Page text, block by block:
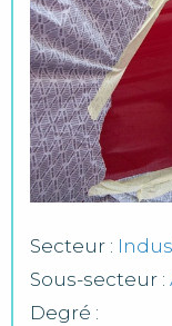
Secteur :
Sous-secteur :
Degré :